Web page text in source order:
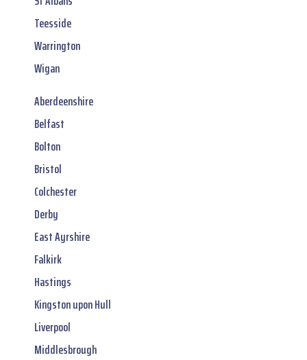
Teesside
Warrington
Wigan
Aberdeenshire
Belfast
Bolton
Bristol
Colchester
Derby
East Ayrshire
Falkirk
Hastings
Kingston upon Hull
Liverpool
Middlesbrough